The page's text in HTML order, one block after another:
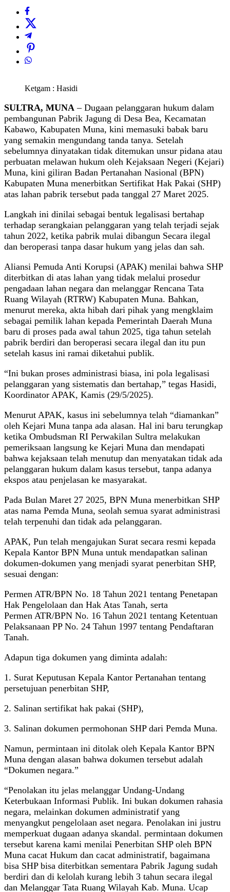
Ketgam : Hasidi
SULTRA, MUNA – Dugaan pelanggaran hukum dalam
pembangunan Pabrik Jagung di Desa Bea, Kecamatan
Kabawo, Kabupaten Muna, kini memasuki babak baru
yang semakin mengundang tanda tanya. Setelah
sebelumnya dinyatakan tidak ditemukan unsur pidana atau
perbuatan melawan hukum oleh Kejaksaan Negeri (Kejari)
Muna, kini giliran Badan Pertanahan Nasional (BPN)
Kabupaten Muna menerbitkan Sertifikat Hak Pakai (SHP)
atas lahan pabrik tersebut pada tanggal 27 Maret 2025.
Langkah ini dinilai sebagai bentuk legalisasi bertahap
terhadap serangkaian pelanggaran yang telah terjadi sejak
tahun 2022, ketika pabrik mulai dibangun Secara ilegal
dan beroperasi tanpa dasar hukum yang jelas dan sah.
Aliansi Pemuda Anti Korupsi (APAK) menilai bahwa SHP
diterbitkan di atas lahan yang tidak melalui prosedur
pengadaan lahan negara dan melanggar Rencana Tata
Ruang Wilayah (RTRW) Kabupaten Muna. Bahkan,
menurut mereka, akta hibah dari pihak yang mengklaim
sebagai pemilik lahan kepada Pemerintah Daerah Muna
baru di proses pada awal tahun 2025, tiga tahun setelah
pabrik berdiri dan beroperasi secara ilegal dan itu pun
setelah kasus ini ramai diketahui publik.
“Ini bukan proses administrasi biasa, ini pola legalisasi
pelanggaran yang sistematis dan bertahap,” tegas Hasidi,
Koordinator APAK, Kamis (29/5/2025).
Menurut APAK, kasus ini sebelumnya telah “diamankan”
oleh Kejari Muna tanpa ada alasan. Hal ini baru terungkap
ketika Ombudsman RI Perwakilan Sultra melakukan
pemeriksaan langsung ke Kejari Muna dan mendapati
bahwa kejaksaan telah menutup dan menyatakan tidak ada
pelanggaran hukum dalam kasus tersebut, tanpa adanya
ekspos atau penjelasan ke masyarakat.
Pada Bulan Maret 27 2025, BPN Muna menerbitkan SHP
atas nama Pemda Muna, seolah semua syarat administrasi
telah terpenuhi dan tidak ada pelanggaran.
APAK, Pun telah mengajukan Surat secara resmi kepada
Kepala Kantor BPN Muna untuk mendapatkan salinan
dokumen-dokumen yang menjadi syarat penerbitan SHP,
sesuai dengan:
Permen ATR/BPN No. 18 Tahun 2021 tentang Penetapan
Hak Pengelolaan dan Hak Atas Tanah, serta
Permen ATR/BPN No. 16 Tahun 2021 tentang Ketentuan
Pelaksanaan PP No. 24 Tahun 1997 tentang Pendaftaran
Tanah.
Adapun tiga dokumen yang diminta adalah:
1. Surat Keputusan Kepala Kantor Pertanahan tentang
persetujuan penerbitan SHP,
2. Salinan sertifikat hak pakai (SHP),
3. Salinan dokumen permohonan SHP dari Pemda Muna.
Namun, permintaan ini ditolak oleh Kepala Kantor BPN
Muna dengan alasan bahwa dokumen tersebut adalah
“Dokumen negara.”
“Penolakan itu jelas melanggar Undang-Undang
Keterbukaan Informasi Publik. Ini bukan dokumen rahasia
negara, melainkan dokumen administratif yang
menyangkut pengelolaan aset negara. Penolakan ini justru
memperkuat dugaan adanya skandal. permintaan dokumen
tersebut karena kami menilai Penerbitan SHP oleh BPN
Muna cacat Hukum dan cacat administratif, bagaimana
bisa SHP bisa diterbitkan sementara Pabrik Jagung sudah
berdiri dan di kelolah kurang lebih 3 tahun secara ilegal
dan Melanggar Tata Ruang Wilayah Kab. Muna. Ucap